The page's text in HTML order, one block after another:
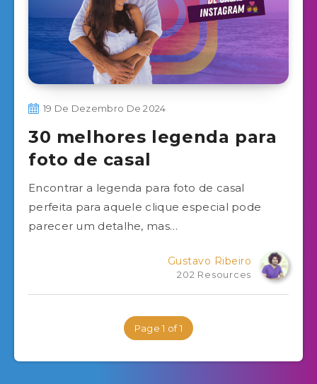
19 De Dezembro De 2024
30 melhores legenda para
foto de casal
Encontrar a legenda para foto de casal
perfeita para aquele clique especial pode
parecer um detalhe, mas…
Gustavo Ribeiro
202 Resources
Page 1 of 1